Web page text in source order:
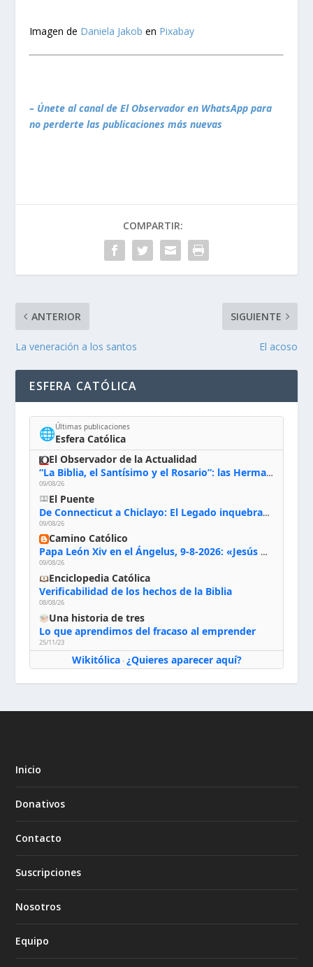
Imagen de Daniela Jakob en Pixabay
– Únete al canal de El Observador en WhatsApp para
no perderte las publicaciones más nuevas
COMPARTIR:
ANTERIOR
La veneración a los santos
SIGUIENTE
El acoso
ESFERA CATÓLICA
🌐Últimas publicaciones
Esfera Católica
El Observador de la Actualidad
“La Biblia, el Santísimo y el Rosario”: las Hermanas de Belén, evacuadas por el incendio de Huelva, España
09/08/26
El Puente
De Connecticut a Chiclayo: El Legado inquebrantable de Monseñor Juan Tomis Stack
09/08/26
Camino Católico
Papa León Xiv en el Ángelus, 9-8-2026: «Jesús no nos abandona y si lo acogemos con humildad con la oración, los sacramentos y la escucha de su Palabra, en Él encontraremos paz, luz y fuerza para nuestro camino»
09/08/26
Enciclopedia Católica
Verificabilidad de los hechos de la Biblia
08/08/26
Una historia de tres
Lo que aprendimos del fracaso al emprender
25/11/23
Wikitólica· ¿Quieres aparecer aquí?
Inicio
Donativos
Contacto
Suscripciones
Nosotros
Equipo